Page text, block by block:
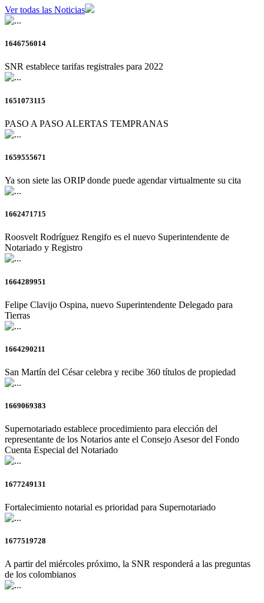
Ver todas las Noticias
1646756014
SNR establece tarifas registrales para 2022
1651073115
PASO A PASO ALERTAS TEMPRANAS
1659555671
Ya son siete las ORIP donde puede agendar virtualmente su cita
1662471715
Roosvelt Rodríguez Rengifo es el nuevo Superintendente de
Notariado y Registro
1664289951
Felipe Clavijo Ospina, nuevo Superintendente Delegado para
Tierras
1664290211
San Martín del César celebra y recibe 360 títulos de propiedad
1669069383
Supernotariado establece procedimiento para elección del
representante de los Notarios ante el Consejo Asesor del Fondo
Cuenta Especial del Notariado
1677249131
Fortalecimiento notarial es prioridad para Supernotariado
1677519728
A partir del miércoles próximo, la SNR responderá a las preguntas
de los colombianos